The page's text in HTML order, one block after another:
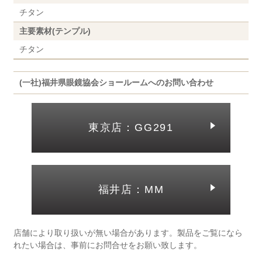
チタン
主要素材(テンプル)
チタン
(一社)福井県眼鏡協会ショールームへのお問い合わせ
東京店：GG291
福井店：MM
店舗により取り扱いが無い場合があります。製品をご覧になら
れたい場合は、事前にお問合せをお願い致します。